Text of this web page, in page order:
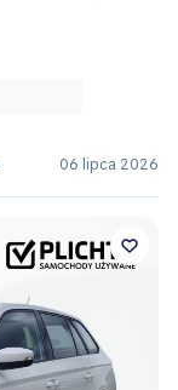
06 lipca 2026